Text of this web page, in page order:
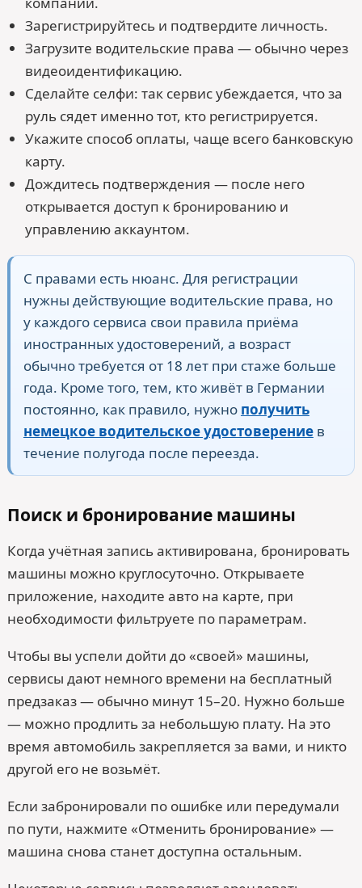
Зарегистрируйтесь и подтвердите личность.
Загрузите водительские права — обычно через
видеоидентификацию.
Сделайте селфи: так сервис убеждается, что за
руль сядет именно тот, кто регистрируется.
Укажите способ оплаты, чаще всего банковскую
карту.
Дождитесь подтверждения — после него
открывается доступ к бронированию и
управлению аккаунтом.
С правами есть нюанс. Для регистрации
нужны действующие водительские права, но
у каждого сервиса свои правила приёма
иностранных удостоверений, а возраст
обычно требуется от 18 лет при стаже больше
года. Кроме того, тем, кто живёт в Германии
постоянно, как правило, нужно получить
немецкое водительское удостоверениев
течение полугода после переезда.
Поиск и бронирование машины
Когда учётная запись активирована, бронировать
машины можно круглосуточно. Открываете
приложение, находите авто на карте, при
необходимости фильтруете по параметрам.
Чтобы вы успели дойти до «своей» машины,
сервисы дают немного времени на бесплатный
предзаказ — обычно минут 15–20. Нужно больше
— можно продлить за небольшую плату. На это
время автомобиль закрепляется за вами, и никто
другой его не возьмёт.
Если забронировали по ошибке или передумали
по пути, нажмите «Отменить бронирование» —
машина снова станет доступна остальным.